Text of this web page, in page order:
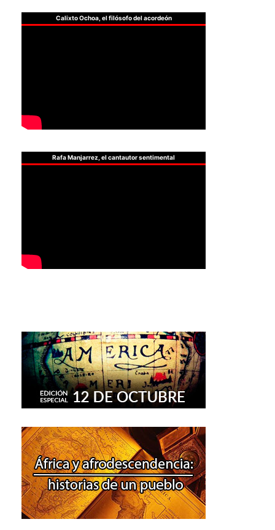
Calixto Ochoa, el filósofo del acordeón
Rafa Manjarrez, el cantautor sentimental